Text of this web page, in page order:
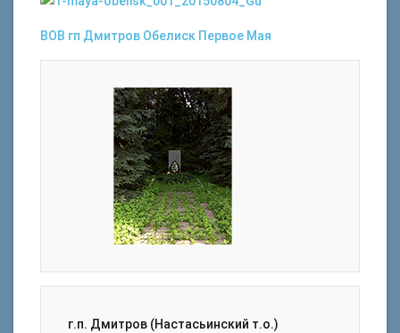
ВОВ гп Дмитров Обелиск Первое Мая
г.п. Дмитров (Настасьинский т.о.)